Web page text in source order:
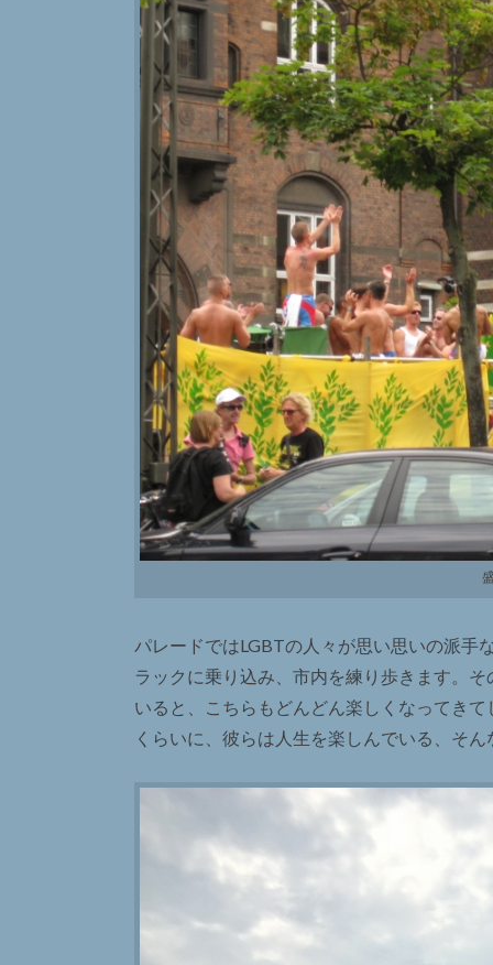
パレードではLGBTの人々が思い思いの派手
ラックに乗り込み、市内を練り歩きます。
いると、こちらもどんどん楽しくなってき
くらいに、彼らは人生を楽しんでいる、そ